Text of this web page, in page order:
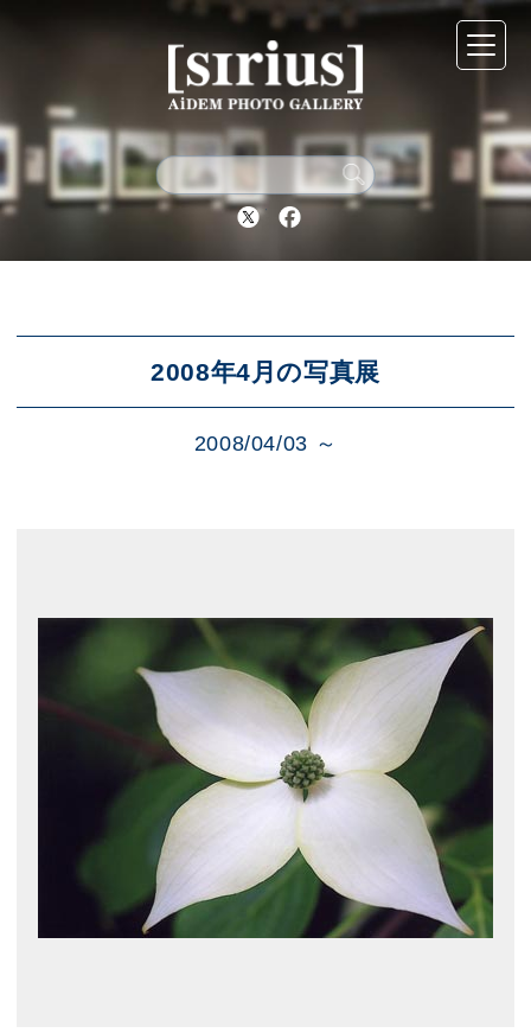
Twitter Facebook
2008年4月の写真展
2008/04/03 ～
シリウスについて
展示スケジュール